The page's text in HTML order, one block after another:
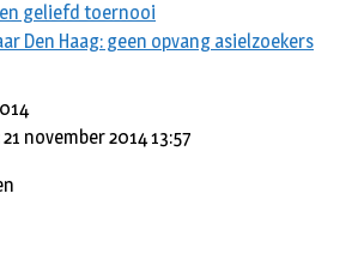
geliefd toernooi
Den Haag: geen opvang asielzoekers
november 2014 13:57